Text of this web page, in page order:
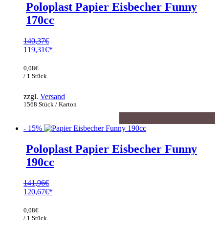
Poloplast Papier Eisbecher Funny
170cc
140,37€
Ursprünglicher
war:
140,37€
119,31€
Preis
ist:
1568 Stück / Karton
0,08€
/ 1 Stück
zzgl. Versand
- 15%
Poloplast Papier Eisbecher Funny
190cc
141,96€
Ursprünglicher
war:
141,96€
120,67€
Preis
ist:
0,08€
/ 1 Stück